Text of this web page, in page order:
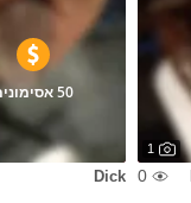
1
0
50 אסימונים
Dick